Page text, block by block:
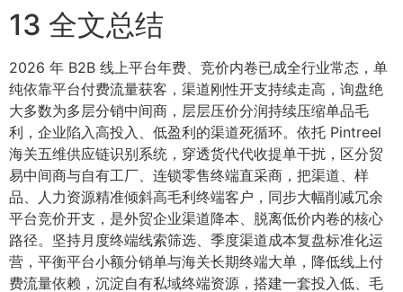
13 全文总结
2026 年 B2B 线上平台年费、竞价内卷已成全行业常态，单
纯依靠平台付费流量获客，渠道刚性开支持续走高，询盘绝
大多数为多层分销中间商，层层压价分润持续压缩单品毛
利，企业陷入高投入、低盈利的渠道死循环。依托 Pintreel
海关五维供应链识别系统，穿透货代代收提单干扰，区分贸
易中间商与自有工厂、连锁零售终端直采商，把渠道、样
品、人力资源精准倾斜高毛利终端客户，同步大幅削减冗余
平台竞价开支，是外贸企业渠道降本、脱离低价内卷的核心
路径。坚持月度终端线索筛选、季度渠道成本复盘标准化运
营，平衡平台小额分销单与海关长期终端大单，降低线上付
费流量依赖，沉淀自有私域终端资源，搭建一套投入低、毛